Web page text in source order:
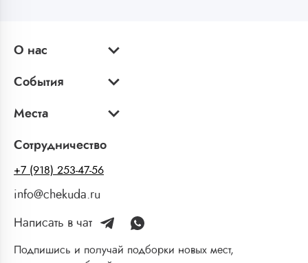
О нас
События
Места
Сотрудничество
+7 (918) 253-47-56
info@chekuda.ru
Написать в чат
Подпишись и получай подборки новых мест,